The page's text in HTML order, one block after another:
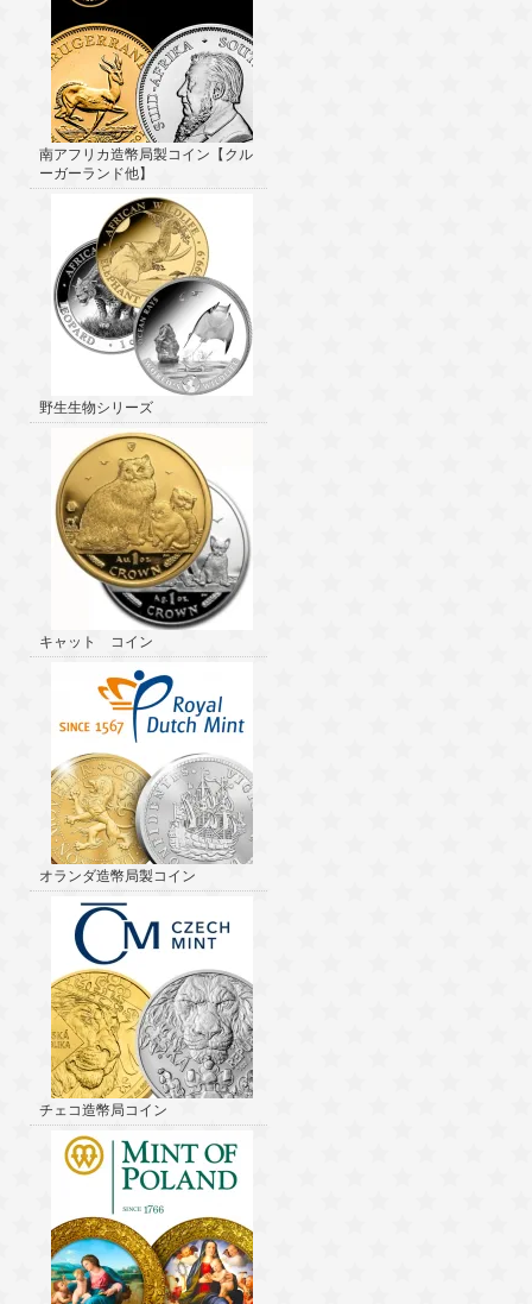
南アフリカ造幣局製コイン【クル
ーガーランド他】
野生生物シリーズ
キャット コイン
オランダ造幣局製コイン
チェコ造幣局コイン